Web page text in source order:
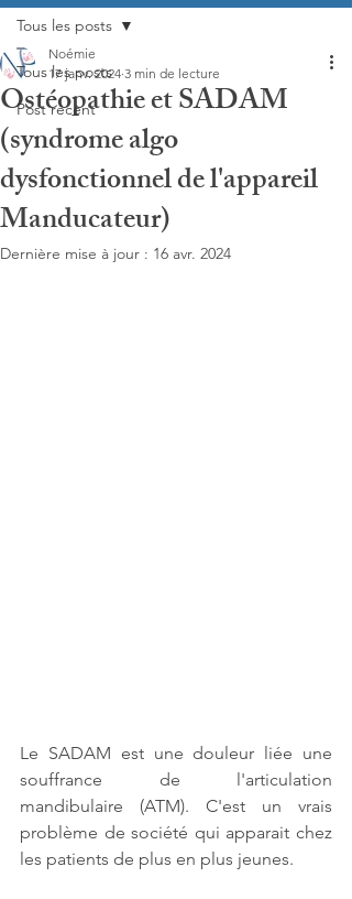
Tous les posts
Post récent
Tous les posts
Ostéopathie et SADAM
(syndrome algo
dysfonctionnel de l'appareil
Manducateur)
Noémie
17 janv. 2024 3 min de lecture
Dernière mise à jour : 16 avr. 2024
Le SADAM est une douleur liée une
souffrance de l'articulation
mandibulaire (ATM). C'est un vrais
problème de société qui apparait chez
les patients de plus en plus jeunes.